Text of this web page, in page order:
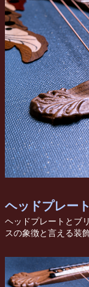
ヘッドプレー
ヘッドプレートとブ
スの象徴と言える装